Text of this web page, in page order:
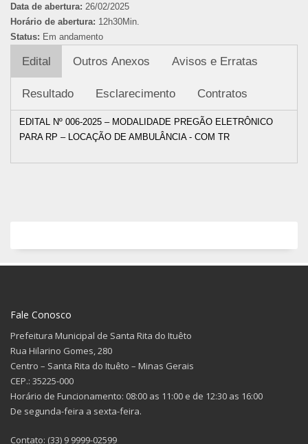
Data de abertura: 26/02/2025
Horário de abertura: 12h30Min.
Status: Em andamento
Edital Outros Anexos Avisos e Erratas
Resultado Esclarecimento Contratos
EDITAL Nº 006-2025 – MODALIDADE PREGÃO ELETRÔNICO
PARA RP – LOCAÇÃO DE AMBULÂNCIA - COM TR
Fale Conosco
Prefeitura Municipal de Santa Rita do Ituêto
Rua Hilarino Gomes, 280
Centro – Santa Rita do Ituêto – Minas Gerais
CEP.: 35225-000
Horário de Funcionamento: 08:00 as 11:00 e de 12:30 as 16:00
De segunda-feira a sexta-feira.
Contato: (33) 9 9999-02599